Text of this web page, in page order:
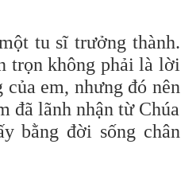
tu sĩ trưởng thành.
trọn không phải là lời
em, nhưng đó nên
đã lãnh nhận từ Chúa
bằng đời sống chân